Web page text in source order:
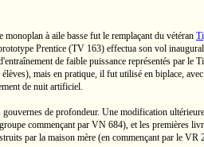
monoplan à aile basse fut le remplaçant du vétéran
Prentice (TV 163) effectua son vol
de faible puissance représentés par le
mais en pratique, il fut utilisé en biplace,
de nuit artificiel.
de profondeur. Une modification
commençant par VN 684), et les premières
par la maison mère (en commençant par le VR